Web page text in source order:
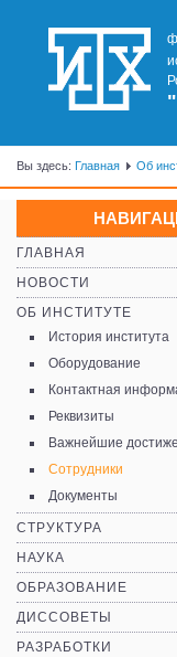
Вы здесь: Главная Об
ГЛАВНАЯ
НОВОСТИ
ОБ ИНСТИТУТЕ
История института
Оборудование
Контактная
Реквизиты
Важнейшие
Сотрудники
Документы
СТРУКТУРА
НАУКА
ОБРАЗОВАНИЕ
ДИССОВЕТЫ
РАЗРАБОТКИ